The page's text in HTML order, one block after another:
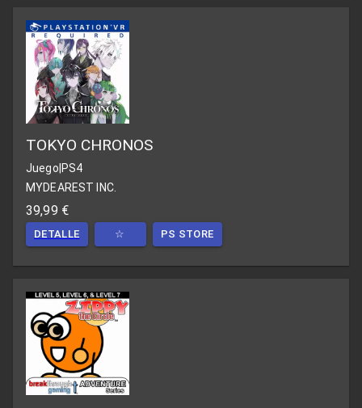
TOKYO CHRONOS
Juego|PS4
MYDEAREST INC.
39,99 €
DETALLE ☆ PS STORE